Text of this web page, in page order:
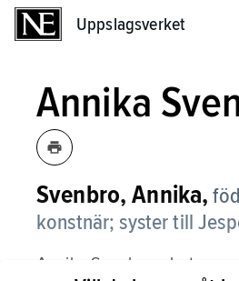
Uppslagsverket
Annika
Svenbro, Annika,
konstnär; syster till
Annika Svenbro arbetar